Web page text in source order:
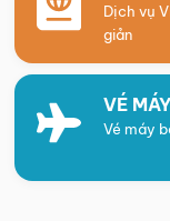
Dịch vụ
giản
VÉ
Vé máy